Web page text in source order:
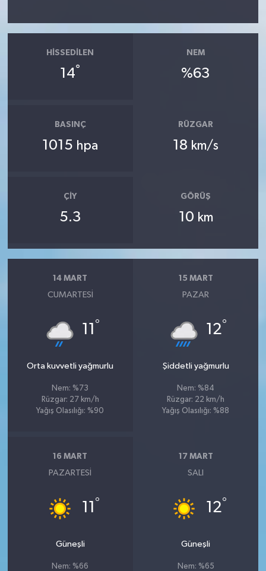
HISSEDILEN
14°
NEM
%63
BASINÇ
1015 hpa
RÜZGAR
18 km/s
ÇIY
5.3
GÖRÜŞ
10 km
14 MART
CUMARTESI
11 °
Orta kuvvetli yağmurlu
Nem: %73
Rüzgar: 27 km/h
Yağış Olasılığı: %90
15 MART
PAZAR
12°
Şiddetli yağmurlu
Nem: %84
Rüzgar: 22 km/h
Yağış Olasılığı: %88
16 MART
PAZARTESI
11 °
Güneşli
Nem: %66
17 MART
SALI
12°
Güneşli
Nem: %65